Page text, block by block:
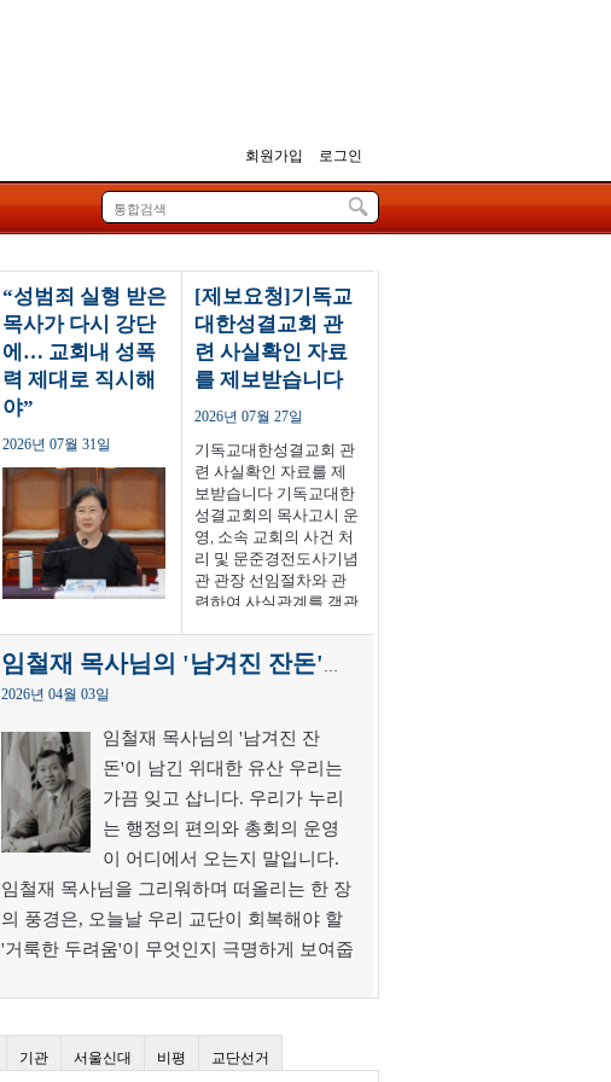
회원가입 로그인
“성범죄 실형 받은
목사가 다시 강단
에… 교회내 성폭
력 제대로 직시해
야”
2026년 07월 31일
가 다시 강단에… 교회
내 성폭력 제대로 직시
해야”NCCK 여성위원회
교회 떠나게 해선 안
돼”“성범죄로 실형을 받
은 목사가 다시 강단에
설 수 있다는 게 말이 되
겠습니까.”22일 서울 종
로구 한국기독교회관에
서 한국기독교교회협의
회(NCCK) 여성위원회
(위원장 김은정 목사·사
진)가 주최한 ‘교회 성폭
력 예방과 극복을 위한
보고회’가 열렸다. 이날
별·성폭력 문화를 극복
하기 위해 2021년 NCCK
[제보요청]기독교
대한성결교회 관
련 사실확인 자료
를 제보받습니다
2026년 07월 27일
기독교대한성결교회 관
련 사실확인 자료를 제
보받습니다 기독교대한
성결교회의 목사고시 운
영, 소속 교회의 사건 처
리 및 문준경전도사기념
관 관장 선임절차와 관
련하여 사실관계를 객관
본 안내는 아래 내용이
주장하기 위한 것이 아
인하여 교단 운영의 공
정성과 투명성을 검토하
고 공익을 위한 것입니
다. [ 제 보 대 상 ] 1. 총회
본부 교육국 및 목사고
시 운영대상 기간: 송우
진 씨가 교육국장으로
근무하였던 기간 및 김
주헌 씨가 고시위원회
기간 다음 사항을 확인
니다. 1) 과거 목사고시
운영과 관련하여 제기된
임철재 목사님의 '남겨진 잔돈'이 남긴 위대한 유산
2026년 04월 03일
임철재 목사님의 '남겨진 잔
돈'이 남긴 위대한 유산 우리는
가끔 잊고 삽니다. 우리가 누리
는 행정의 편의와 총회의 운영
이 어디에서 오는지 말입니다.
임철재 목사님을 그리워하며 떠올리는 한 장
의 풍경은, 오늘날 우리 교단이 회복해야 할
'거룩한 두려움'이 무엇인지 극명하게 보여줍
예산이 아니었습니다. 그것은 성도들이 시장
바닥에서, 뙤약볕 내리쬐는 일터에서 땀 흘
기관 서울신대 비평 교단선거